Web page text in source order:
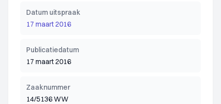
Datum uitspraak
17 maart 2016
Publicatiedatum
17 maart 2016
Zaaknummer
14/5136 WW